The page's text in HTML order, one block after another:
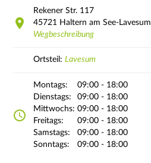
Rekener Str. 117
45721 Haltern am See-Lavesum
Wegbeschreibung
Ortsteil: Lavesum
Montags:
09:00 - 18:00
Dienstags:
09:00 - 18:00
Mittwochs: 09:00 - 18:00
Freitags:
09:00 - 18:00
Samstags:
09:00 - 18:00
Sonntags:
09:00 - 18:00